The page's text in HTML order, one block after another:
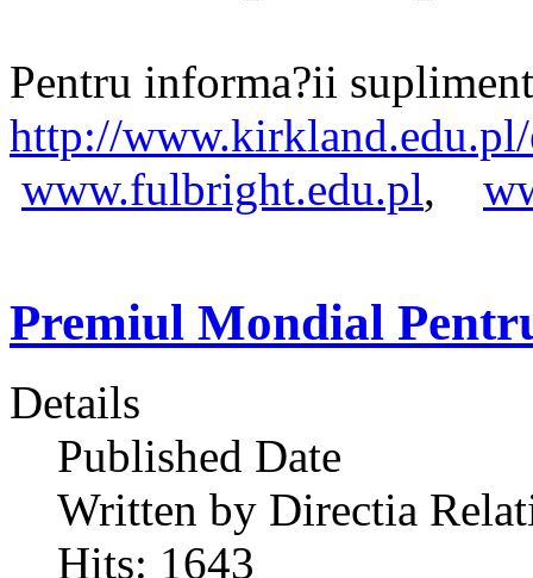
Pentru informa?ii
http://
www.fulbright.edu.pl,
Premiul Mondial
Details
Published Date
Written by Directia
Hits: 1643